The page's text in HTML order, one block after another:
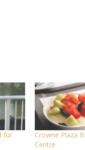
für
Crowne Plaza
Centre